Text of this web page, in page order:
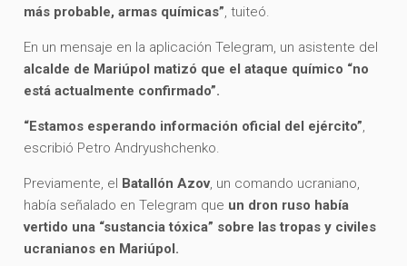
más probable, armas químicas”, tuiteó.
En un mensaje en la aplicación Telegram, un asistente del
alcalde de Mariúpol matizó que el ataque químico “no
está actualmente confirmado”.
“Estamos esperando información oficial del ejército”,
escribió Petro Andryushchenko.
Previamente, el Batallón Azov, un comando ucraniano,
había señalado en Telegram que un dron ruso había
vertido una “sustancia tóxica” sobre las tropas y civiles
ucranianos en Mariúpol.